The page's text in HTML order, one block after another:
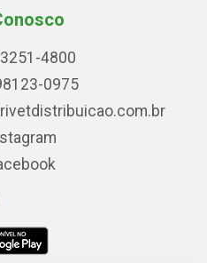
4800
0975